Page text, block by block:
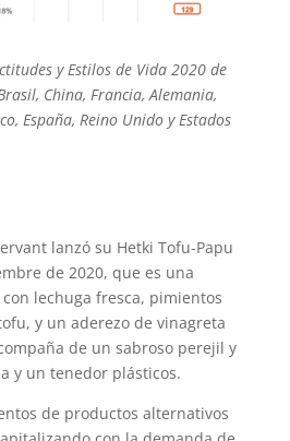
y Estilos de Vida 2020 de
China, Francia, Alemania,
España, Reino Unido y Estados
lanzó su Hetki Tofu-Papu
de 2020, que es una
lechuga fresca, pimientos
y un aderezo de vinagreta
de un sabroso perejil y
y un tenedor plásticos.
de productos alternativos